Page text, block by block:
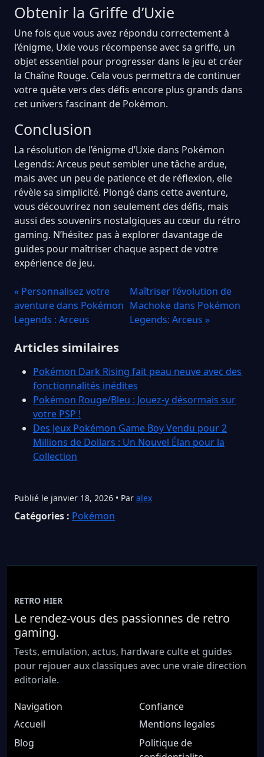
Obtenir la Griffe d’Uxie
Une fois que vous avez répondu correctement à
l’énigme, Uxie vous récompense avec sa griffe, un
objet essentiel pour progresser dans le jeu et créer
la Chaîne Rouge. Cela vous permettra de continuer
votre quête vers des défis encore plus grands dans
cet univers fascinant de Pokémon.
Conclusion
La résolution de l’énigme d’Uxie dans Pokémon
Legends: Arceus peut sembler une tâche ardue,
mais avec un peu de patience et de réflexion, elle
révèle sa simplicité. Plongé dans cette aventure,
vous découvrirez non seulement des défis, mais
aussi des souvenirs nostalgiques au cœur du rétro
gaming. N’hésitez pas à explorer davantage de
guides pour maîtriser chaque aspect de votre
expérience de jeu.
« Personnalisez votre
aventure dans Pokémon
Legends : Arceus
Maîtriser l’évolution de
Machoke dans Pokémon
Legends: Arceus »
Articles similaires
Pokémon Dark Rising fait peau neuve avec des
fonctionnalités inédites
Pokémon Rouge/Bleu : Jouez-y désormais sur
votre PSP !
Des Jeux Pokémon Game Boy Vendu pour 2
Millions de Dollars : Un Nouvel Élan pour la
Collection
Publié le janvier 18, 2026 • Par alex
Catégories : Pokémon
RETRO HIER
Le rendez-vous des passionnes de retro
gaming.
Tests, emulation, actus, hardware culte et guides
pour rejouer aux classiques avec une vraie direction
editoriale.
Navigation
Accueil
Blog
Confiance
Mentions legales
Politique de